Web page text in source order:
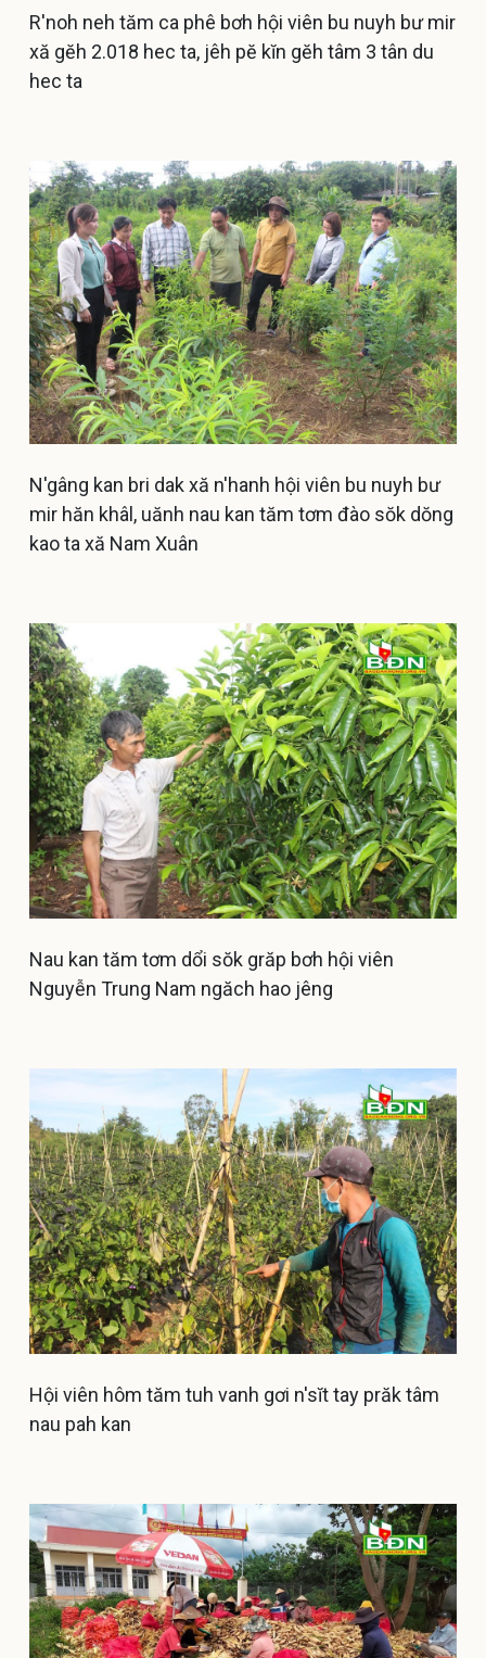
R'noh neh tăm ca phê bơh hội viên bu nuyh bư mir
xă gĕh 2.018 hec ta, jêh pĕ kĭn gĕh tâm 3 tân du
hec ta
N'gâng kan bri dak xă n'hanh hội viên bu nuyh bư
mir hăn khâl, uănh nau kan tăm tơm đào sŏk dŏng
kao ta xă Nam Xuân
Nau kan tăm tơm dổi sŏk grăp bơh hội viên
Nguyễn Trung Nam ngăch hao jêng
Hội viên hôm tăm tuh vanh gơi n'sĭt tay prăk tâm
nau pah kan